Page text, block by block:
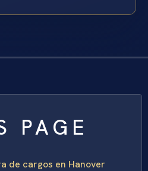
PAGE
de cargos en Hanover